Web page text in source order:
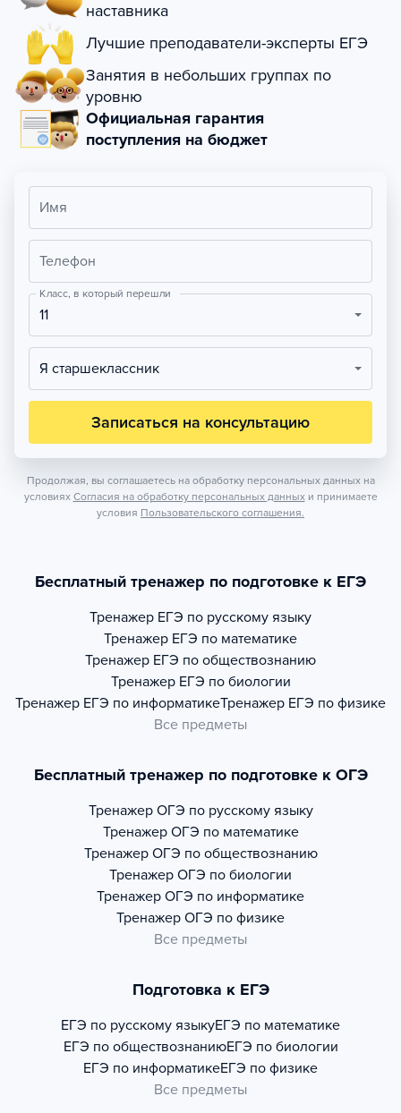
наставника
Лучшие преподаватели-эксперты ЕГЭ
Занятия в небольших группах по
уровню
Официальная гарантия
поступления на бюджет
Имя
Телефон
Класс, в который перешли
11
Я старшеклассник
Записаться на консультацию
Продолжая, вы соглашаетесь на обработку персональных данных на
условиях Согласия на обработку персональных данных и принимаете
условия Пользовательского соглашения.
Бесплатный тренажер по подготовке к ЕГЭ
Тренажер ЕГЭ по русскому языку
Тренажер ЕГЭ по математике
Тренажер ЕГЭ по обществознанию
Тренажер ЕГЭ по биологии
Тренажер ЕГЭ по информатикеТренажер ЕГЭ по физике
Все предметы
Бесплатный тренажер по подготовке к ОГЭ
Тренажер ОГЭ по русскому языку
Тренажер ОГЭ по математике
Тренажер ОГЭ по обществознанию
Тренажер ОГЭ по биологии
Тренажер ОГЭ по информатике
Тренажер ОГЭ по физике
Все предметы
Подготовка к ЕГЭ
ЕГЭ по русскому языкуЕГЭ по математике
ЕГЭ по обществознаниюЕГЭ по биологии
ЕГЭ по информатикеЕГЭ по физике
Все предметы